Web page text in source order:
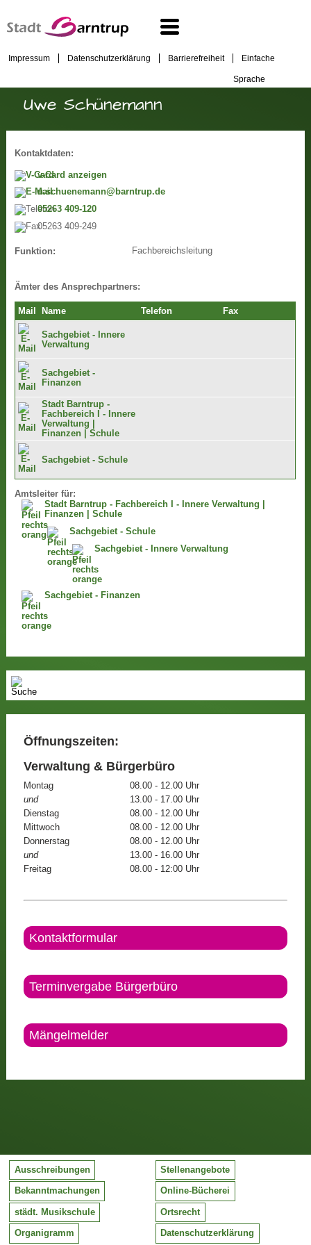
Impressum Datenschutzerklärung Barrierefreiheit Einfache
Sprache
Uwe Schünemann
Kontaktdaten:
v-Card anzeigen
u.schuenemann@barntrup.de
05263 409-120
05263 409-249
Funktion: Fachbereichsleitung
Ämter des Ansprechpartners:
Mail Name Telefon Fax
Sachgebiet - Innere
Verwaltung
Sachgebiet -
Finanzen
Stadt Barntrup -
Fachbereich I - Innere
Verwaltung |
Finanzen | Schule
Sachgebiet - Schule
Amtsleiter für:
Stadt Barntrup - Fachbereich I - Innere Verwaltung |
Finanzen | Schule
Sachgebiet - Schule
Sachgebiet - Innere Verwaltung
Sachgebiet - Finanzen
Öffnungszeiten:
Verwaltung & Bürgerbüro
Montag
08.00 - 12.00 Uhr
und
13.00 - 17.00 Uhr
Dienstag
08.00 - 12.00 Uhr
Mittwoch
08.00 - 12.00 Uhr
Donnerstag
08.00 - 12.00 Uhr
und
13.00 - 16.00 Uhr
Freitag
08.00 - 12:00 Uhr
Kontaktformular
Terminvergabe Bürgerbüro
Mängelmelder
Ausschreibungen Stellenangebote
Bekanntmachungen Online-Bücherei
städt. Musikschule Ortsrecht
Organigramm Datenschutzerklärung